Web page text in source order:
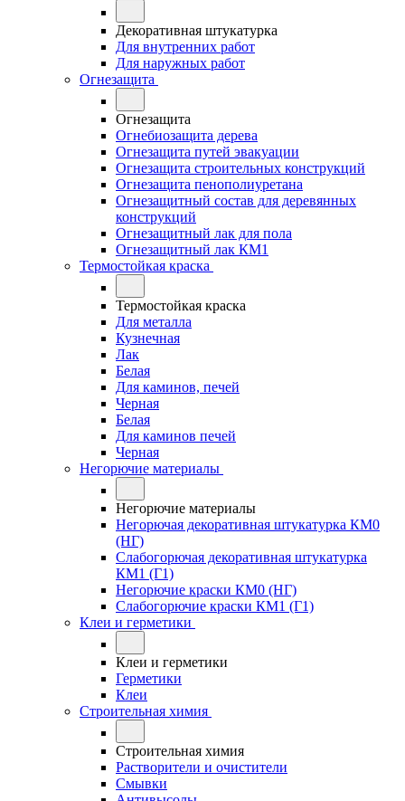
Декоративная штукатурка
Для внутренних работ
Для наружных работ
Огнезащита
Огнезащита
Огнебиозащита дерева
Огнезащита путей эвакуации
Огнезащита строительных конструкций
Огнезащита пенополиуретана
Огнезащитный состав для деревянных
конструкций
Огнезащитный лак для пола
Огнезащитный лак КМ1
Термостойкая краска
Термостойкая краска
Для металла
Кузнечная
Лак
Белая
Для каминов, печей
Черная
Белая
Для каминов печей
Черная
Негорючие материалы
Негорючие материалы
Негорючая декоративная штукатурка КМ0
(НГ)
Слабогорючая декоративная штукатурка
КМ1 (Г1)
Негорючие краски КМ0 (НГ)
Слабогорючие краски КМ1 (Г1)
Клеи и герметики
Клеи и герметики
Герметики
Клеи
Строительная химия
Строительная химия
Растворители и очистители
Смывки